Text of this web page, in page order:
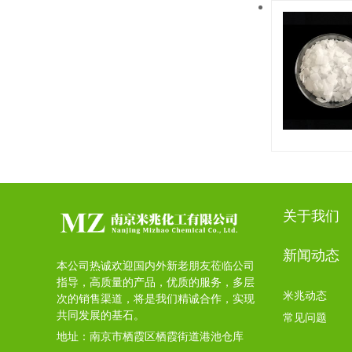
本公司热诚欢迎国内外新老朋友莅临公司
指导，高质量的产品，优质的服务，多层
次的销售渠道，将是我们精诚合作，实现
共同发展的基石。
地址：南京市栖霞区栖霞街道港池仓库
关于我们
新闻动态
米兆动态
常见问题